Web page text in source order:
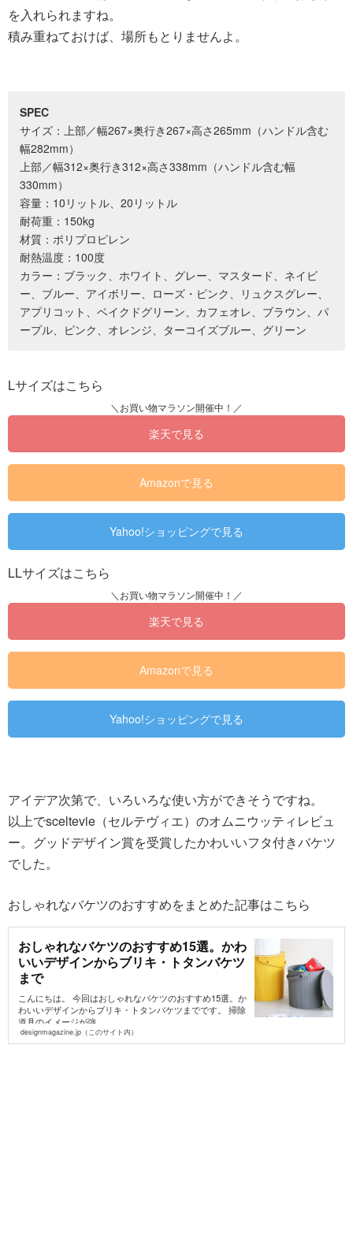
を入れられますね。
積み重ねておけば、場所もとりませんよ。
SPEC
サイズ：上部／幅267×奥行き267×高さ265mm（ハンドル含む
幅282mm）
上部／幅312×奥行き312×高さ338mm（ハンドル含む幅
330mm）
容量：10リットル、20リットル
耐荷重：150kg
材質：ポリプロピレン
耐熱温度：100度
カラー：ブラック、ホワイト、グレー、マスタード、ネイビ
ー、ブルー、アイボリー、ローズ・ピンク、リュクスグレー、
アプリコット、ベイクドグリーン、カフェオレ、ブラウン、パ
ープル、ピンク、オレンジ、ターコイズブルー、グリーン
Lサイズはこちら
楽天で見る
Amazonで見る
Yahoo!ショッピングで見る
LLサイズはこちら
楽天で見る
Amazonで見る
Yahoo!ショッピングで見る
アイデア次第で、いろいろな使い方ができそうですね。
以上でsceltevie（セルテヴィエ）のオムニウッティレビュ
ー。グッドデザイン賞を受賞したかわいいフタ付きバケツ
でした。
おしゃれなバケツのおすすめをまとめた記事はこちら
おしゃれなバケツのおすすめ15選。かわ
いいデザインからブリキ・トタンバケツ
まで
こんにちは。 今回はおしゃれなバケツのおすすめ15選。か
わいいデザインからブリキ・トタンバケツまでです。 掃除
道具のイメージが強...
designmagazine.jp（このサイト内）